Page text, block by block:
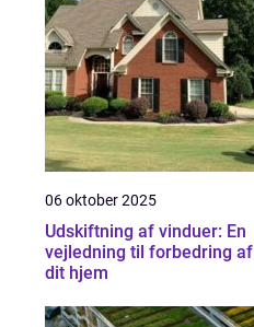
06 oktober 2025
Udskiftning af vinduer: En
vejledning til forbedring af
dit hjem